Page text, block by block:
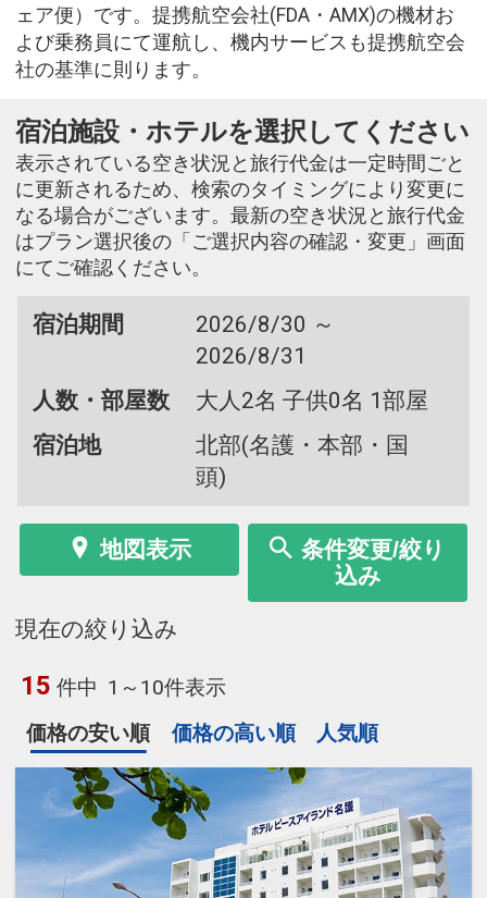
ェア便）です。提携航空会社(FDA・AMX)の機材お
よび乗務員にて運航し、機内サービスも提携航空会
社の基準に則ります。
宿泊施設・ホテルを選択してください
表示されている空き状況と旅行代金は一定時間ごと
に更新されるため、検索のタイミングにより変更に
なる場合がございます。最新の空き状況と旅行代金
はプラン選択後の「ご選択内容の確認・変更」画面
にてご確認ください。
宿泊期間
2026/8/30 ～
2026/8/31
人数・部屋数
大人2名 子供0名 1部屋
宿泊地
北部(名護・本部・国
頭)
地図表示
条件変更/絞り
込み
現在の絞り込み
15 件中 1～10件表示
価格の安い順
価格の高い順 人気順